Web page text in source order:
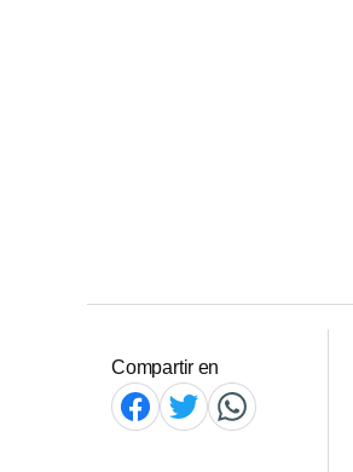
Compartir en